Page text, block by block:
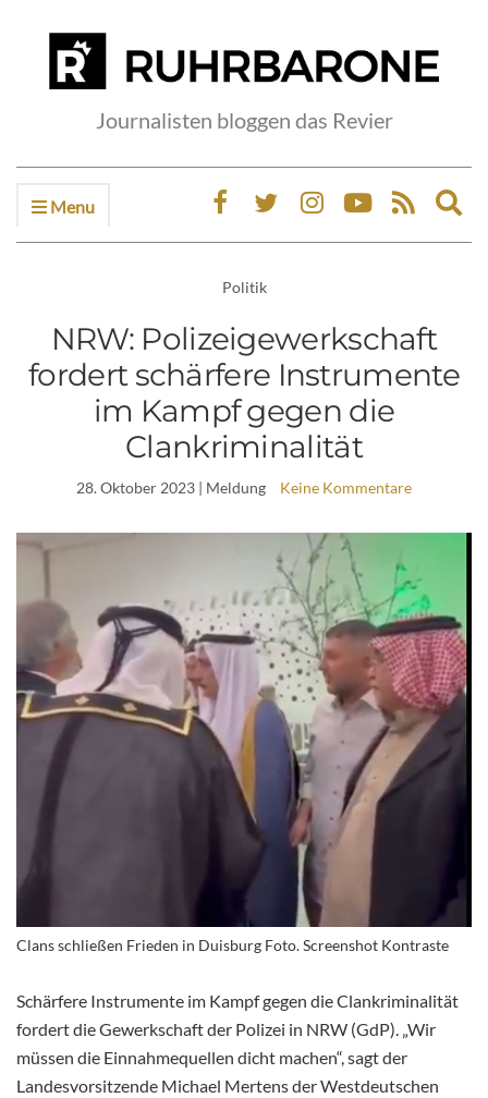
Journalisten bloggen das Revier
Menu
Politik
NRW: Polizeigewerkschaft
fordert schärfere Instrumente
im Kampf gegen die
Clankriminalität
28. Oktober 2023 | Meldung Keine Kommentare
Clans schließen Frieden in Duisburg Foto. Screenshot Kontraste
Schärfere Instrumente im Kampf gegen die Clankriminalität
fordert die Gewerkschaft der Polizei in NRW (GdP). „Wir
müssen die Einnahmequellen dicht machen“, sagt der
Landesvorsitzende Michael Mertens der Westdeutschen